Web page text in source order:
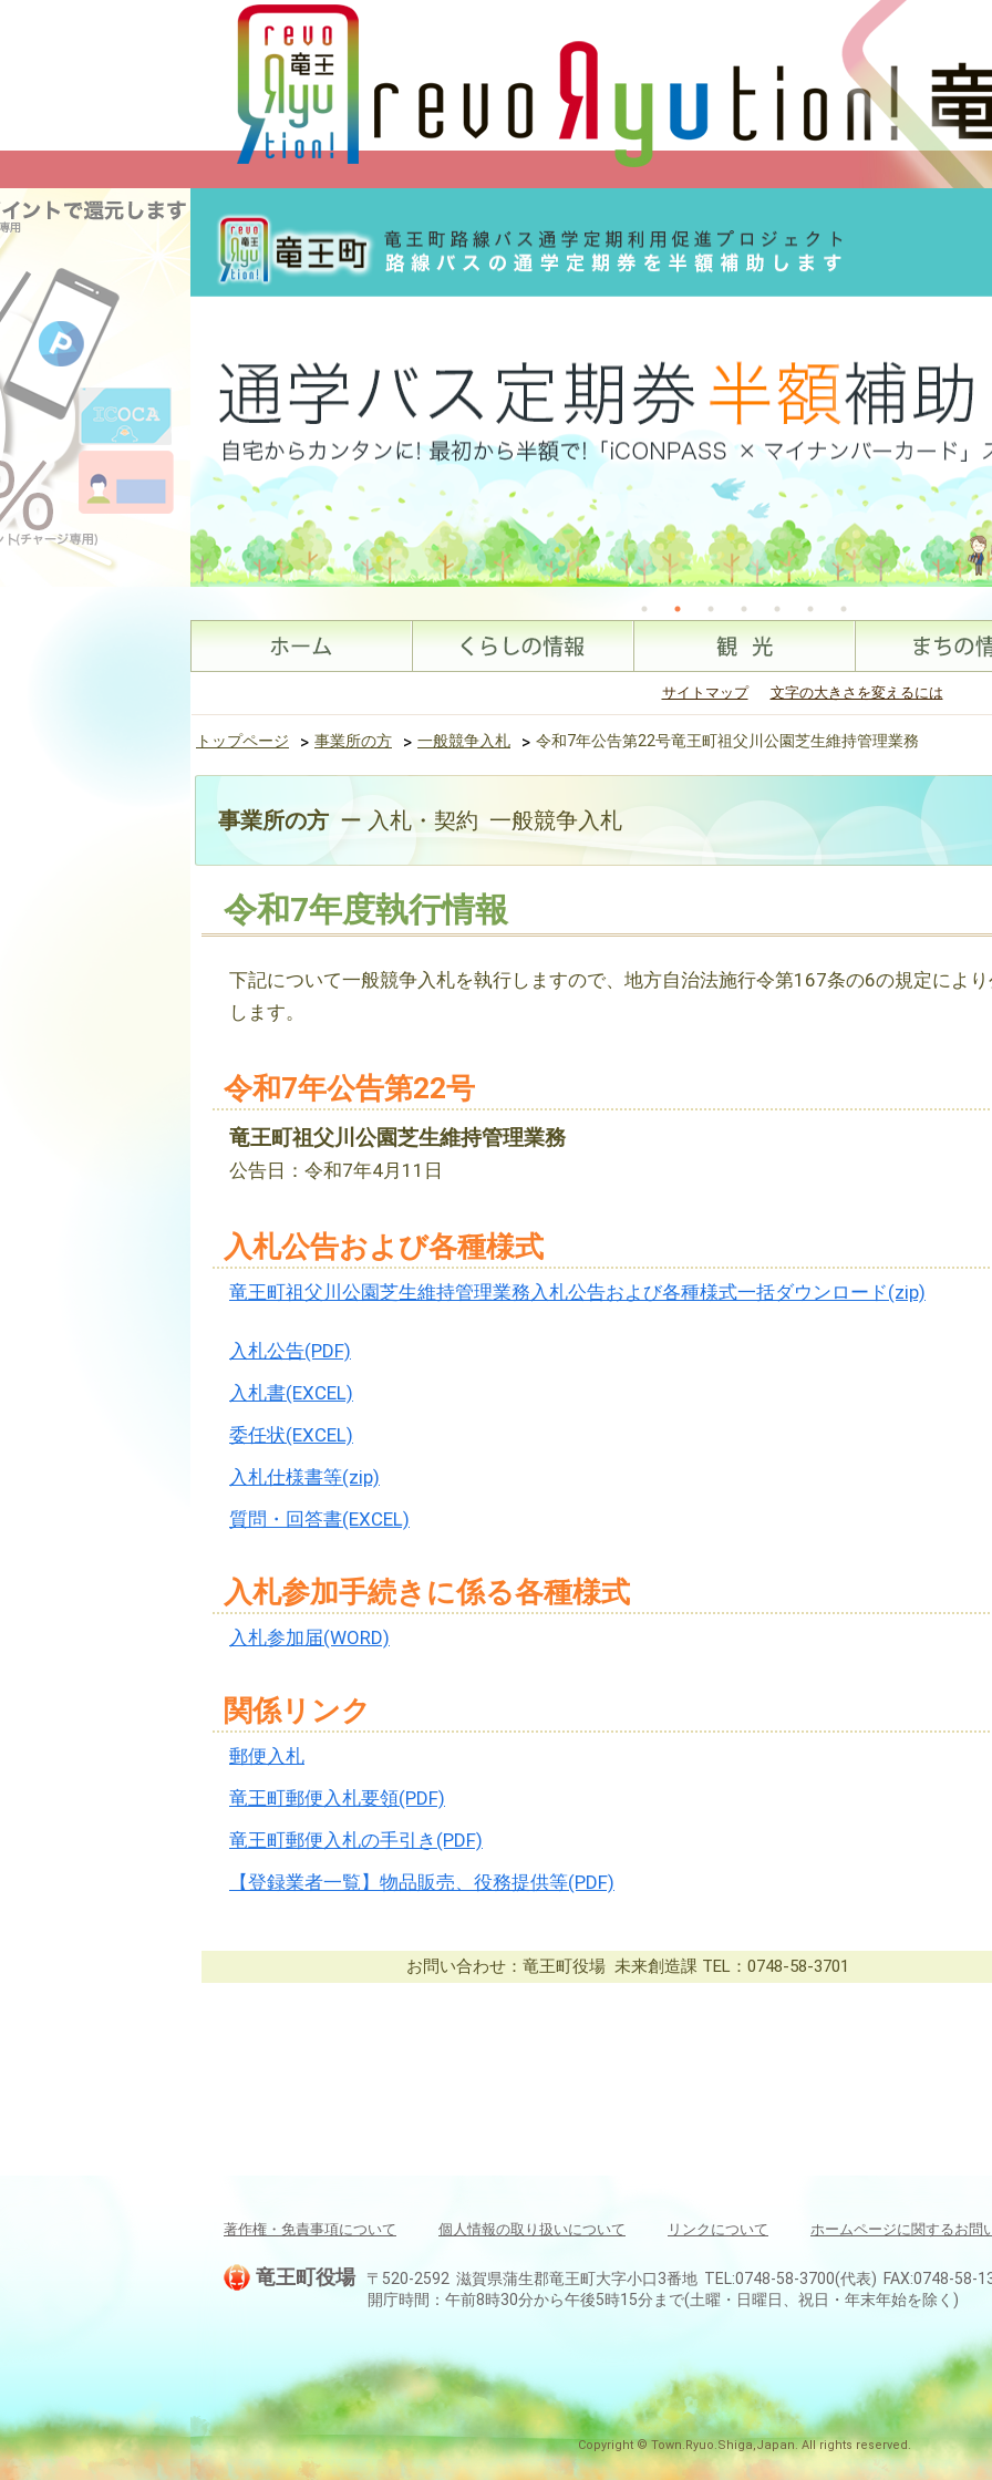
サイトマップ 文字の大きさを変えるには
トップページ > 事業所の方 > 一般競争入札 > 令和7年公告第22号竜王町祖父川公園芝生維持管理業務
事業所の方 ー 入札・契約 一般競争入札
令和7年度執行情報
下記について一般競争入札を執行しますので、地方自治法施行令第167条の6の規定によ
します。
令和7年公告第22号
竜王町祖父川公園芝生維持管理業務
公告日：令和7年4月11日
入札公告および各種様式
竜王町祖父川公園芝生維持管理業務入札公告および各種様式一括ダウンロード(zip)
入札公告(PDF)
入札書(EXCEL)
委任状(EXCEL)
入札仕様書等(zip)
質問・回答書(EXCEL)
入札参加手続きに係る各種様式
入札参加届(WORD)
関係リンク
郵便入札
竜王町郵便入札要領(PDF)
竜王町郵便入札の手引き(PDF)
【登録業者一覧】物品販売、役務提供等(PDF)
お問い合わせ：竜王町役場 未来創造課 TEL：0748-58-3701
著作権・免責事項について 個人情報の取り扱いについて リンクについて ホームページに関するお問
竜王町役場
〒520-2592 滋賀県蒲生郡竜王町大字小口3番地 TEL:0748-58-3700(代表) FAX:0748-58-
開庁時間：午前8時30分から午後5時15分まで(土曜・日曜日、祝日・年末年始を除く)
Copyright © Town.Ryuo.Shiga,Japan. All rights reserved.